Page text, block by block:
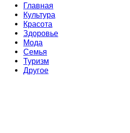
Главная
Культура
Красота
Здоровье
Мода
Семья
Туризм
Другое